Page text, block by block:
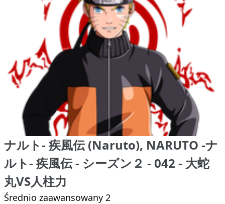
ナルト- 疾風伝 (Naruto), NARUTO -ナ
ルト- 疾風伝 - シーズン２ - 042 - 大蛇
丸VS人柱力
Średnio zaawansowany 2